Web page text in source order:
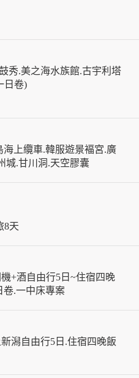
秀.美之海水族館.古宇利塔
日卷)
上纜車.韓服遊景褔宮.廣
城.甘川洞.天空膠囊
8天
+酒自由行5日~住宿四晚
卷.一中床專案
潟自由行5日.住宿四晚飯